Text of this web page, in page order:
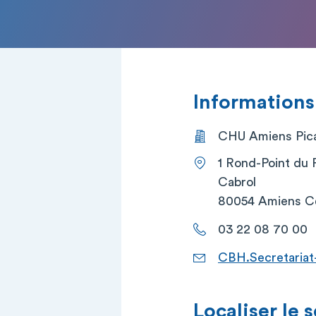
CHU Amiens
1 Rond-Point du
Cabrol
80054 Amiens
03 22 08 70 00
Localiser le